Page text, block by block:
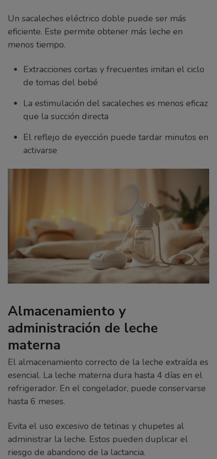
Un sacaleches eléctrico doble puede ser más
eficiente. Este permite obtener más leche en
menos tiempo.
Extracciones cortas y frecuentes imitan el ciclo
de tomas del bebé
La estimulación del sacaleches es menos eficaz
que la succión directa
El reflejo de eyección puede tardar minutos en
activarse
Almacenamiento y
administración de leche
materna
El almacenamiento correcto de la leche extraída es
esencial. La leche materna dura hasta 4 días en el
refrigerador. En el congelador, puede conservarse
hasta 6 meses.
Evita el uso excesivo de tetinas y chupetes al
administrar la leche. Estos pueden duplicar el
riesgo de abandono de la lactancia.